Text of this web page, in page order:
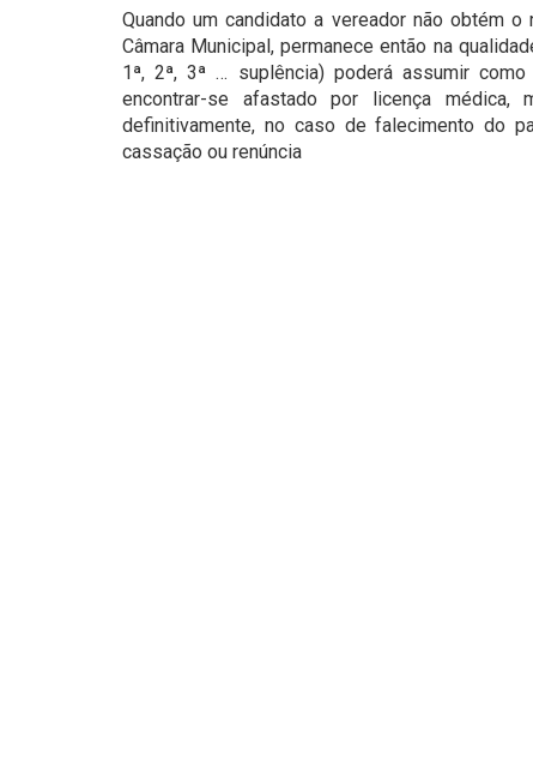
Quando um candidato a vereador não obtém
Câmara Municipal, permanece então na
1ª, 2ª, 3ª … suplência) poderá assumir
encontrar-se afastado por licença médica,
definitivamente, no caso de falecimento do
cassação ou renúncia